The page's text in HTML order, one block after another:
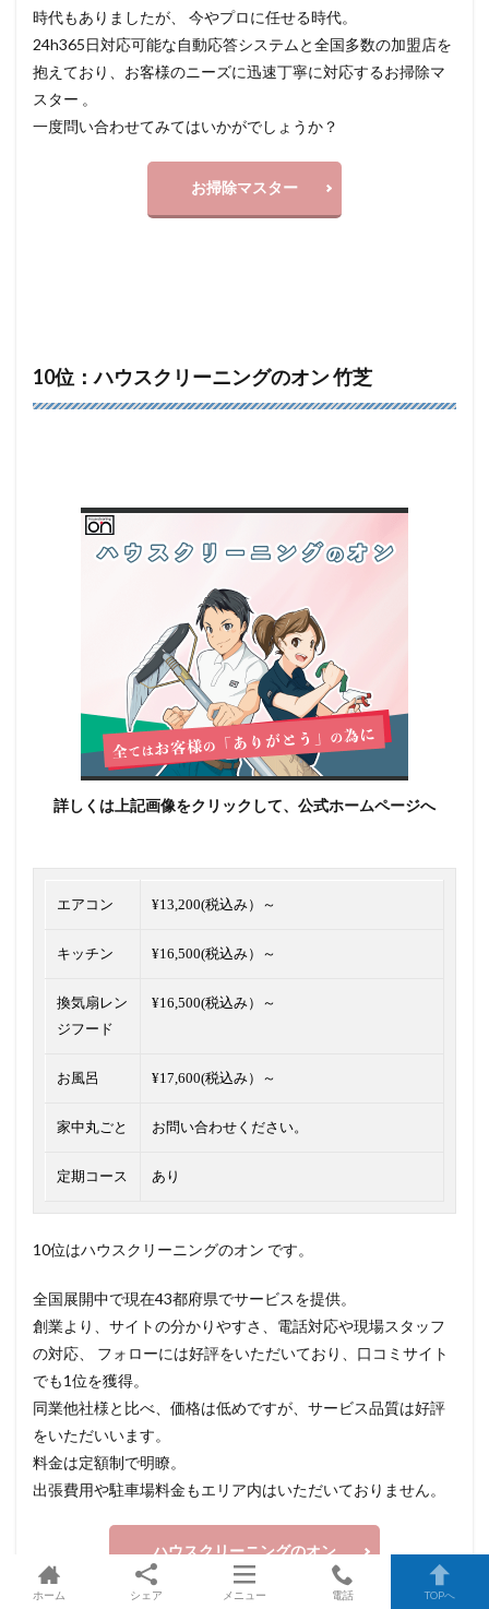
時代もありましたが、 今やプロに任せる時代。
24h365日対応可能な自動応答システムと全国多数の加盟店を
抱えており、お客様のニーズに迅速丁寧に対応するお掃除マ
スター 。
一度問い合わせてみてはいかがでしょうか？
お掃除マスター
10位：ハウスクリーニングのオン 竹芝
詳しくは上記画像をクリックして、公式ホームページへ
エアコン ¥13,200(税込み）～
キッチン ¥16,500(税込み）～
換気扇レン
ジフード
¥16,500(税込み）～
お風呂 ¥17,600(税込み）～
家中丸ごと お問い合わせください。
定期コース あり
10位はハウスクリーニングのオン です。
全国展開中で現在43都府県でサービスを提供。
創業より、サイトの分かりやすさ、電話対応や現場スタッフ
の対応、 フォローには好評をいただいており、口コミサイト
でも1位を獲得。
同業他社様と比べ、価格は低めですが、サービス品質は好評
をいただいいます。
料金は定額制で明瞭。
出張費用や駐車場料金もエリア内はいただいておりません。
ハウスクリーニングのオン
ホーム シェア メニュー 電話 TOPへ